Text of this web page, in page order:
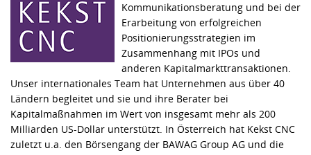
Kommunikationsberatung und bei der
Erarbeitung von erfolgreichen
Positionierungsstrategien im
Zusammenhang mit IPOs und
anderen Kapitalmarkttransaktionen.
Unser internationales Team hat Unternehmen aus über 40
Ländern begleitet und sie und ihre Berater bei
Kapitalmaßnahmen im Wert von insgesamt mehr als 200
Milliarden US-Dollar unterstützt. In Österreich hat Kekst CNC
zuletzt u.a. den Börsengang der BAWAG Group AG und die